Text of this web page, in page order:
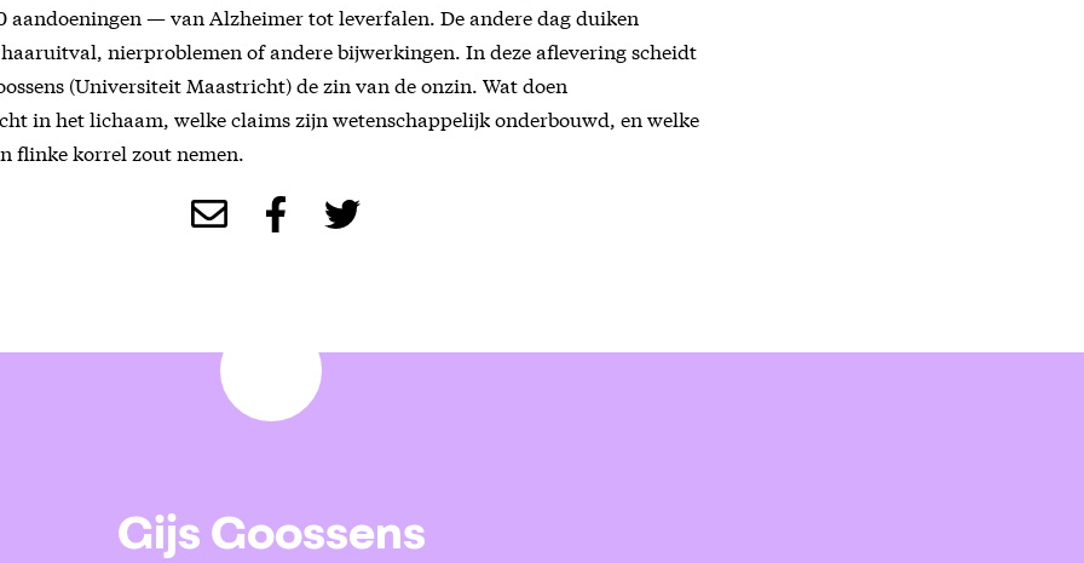
aandoeningen — van Alzheimer tot leverfalen. De andere dag duiken
nierproblemen of andere bijwerkingen. In deze aflevering scheidt
(Universiteit Maastricht) de zin van de onzin. Wat doen
in het lichaam, welke claims zijn wetenschappelijk onderbouwd, en welke
flinke korrel zout nemen.
Gijs Goossens